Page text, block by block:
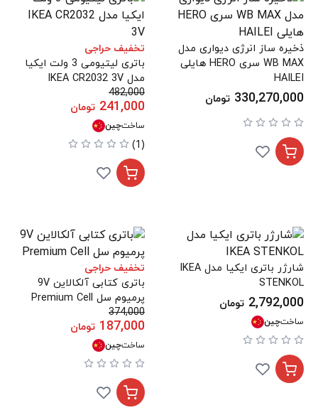
ذخیره ساز انرژی دیواری مدل
WB MAX سری HERO هایلی
HAILEI
330,270,000 تومان
تخفیف حراجی
باتری لیتیومی 3 ولت ایکیا
مدل IKEA CR2032 3V
482,000
241,000 تومان
ساختچین
(1)
شارژر باتری ایکیا مدل IKEA
STENKOL
2,792,000 تومان
ساختچین
تخفیف حراجی
باتری کتابی آلکالاین 9V
پرمیوم سل Premium Cell
374,000
187,000 تومان
ساختچین